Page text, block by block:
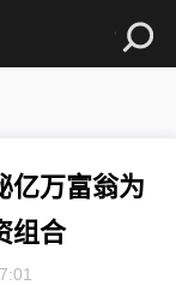
亿万富翁为
组合